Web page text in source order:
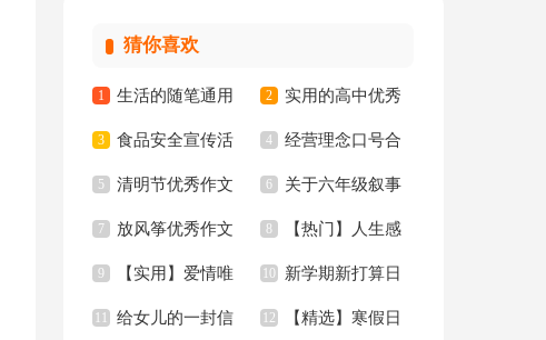
猜你喜欢
1 生活的随笔通用
15篇
2 实用的高中优秀
作文合集8篇
3 食品安全宣传活
动总结
4 经营理念口号合
集15篇
5 清明节优秀作文
(集锦15篇)
6 关于六年级叙事
作文集合8篇
7 放风筝优秀作文
精选15篇
8 【热门】人生感
悟格言36句
9 【实用】爱情唯
美句子汇编60句
10 新学期新打算日
记(通用15篇)
11 给女儿的一封信 12 【精选】寒假日